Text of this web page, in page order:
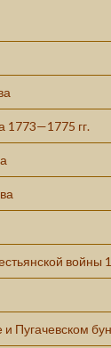
1773—1775 гг.
войны
Пугачевском